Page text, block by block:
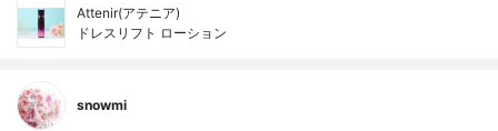
Attenir(アテニア)
ドレスリフト ローション
snowmi